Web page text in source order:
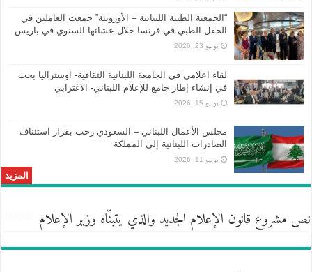
المزيد
“الجمعية الطبية اللبنانية – الأوروبية” جمعت العاملين في
الحقل الطبي في فرنسا خلال عشائها السنوي في باريس
يونيو 23, 2026
لقاء اعلامي في الجامعة اللبنانية الثقافية- اوستراليا بحث
في إنشاء إطار جامع للإعلام اللبناني- الاغترابي
يونيو 15, 2026
مجلس الأعمال اللبناني – السعودي رحب بقرار استئناف
الصادرات اللبنانية إلى المملكة
يونيو 11, 2026
نص مشروع قانون الإعلام الجديد والذي يتبنّاه وزير الإعلام